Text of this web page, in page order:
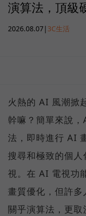
演算法，頂級
2026.08.07| 3C生活
火熱的 AI 風潮掀
幹嘛？簡單來說
法，即時進行 AI
搜尋和極致的個
視。在 AI 電視功
畫質優化，但許
關乎演算法，更